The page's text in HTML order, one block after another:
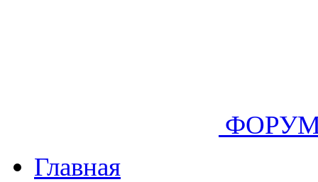
Главная